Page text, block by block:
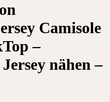
Camisole
–
nähen –